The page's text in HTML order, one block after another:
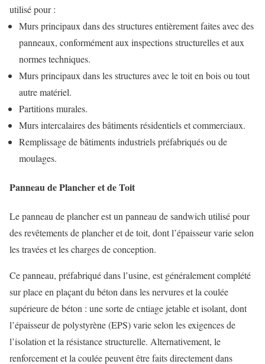
utilisé pour :
Murs principaux dans des structures entièrement faites avec des
panneaux, conformément aux inspections structurelles et aux
normes techniques.
Murs principaux dans les structures avec le toit en bois ou tout
autre matériel.
Partitions murales.
Murs intercalaires des bâtiments résidentiels et commerciaux.
Remplissage de bâtiments industriels préfabriqués ou de
moulages.
Panneau de Plancher et de Toit
Le panneau de plancher est un panneau de sandwich utilisé pour
des revêtements de plancher et de toit, dont l’épaisseur varie selon
les travées et les charges de conception.
Ce panneau, préfabriqué dans l’usine, est généralement complété
sur place en plaçant du béton dans les nervures et la coulée
supérieure de béton : une sorte de cntiage jetable et isolant, dont
l’épaisseur de polystyrène (EPS) varie selon les exigences de
l’isolation et la résistance structurelle. Alternativement, le
renforcement et la coulée peuvent être faits directement dans